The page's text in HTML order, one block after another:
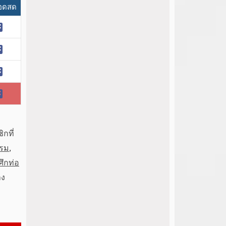
สด
กที่
ม,
กท่อ